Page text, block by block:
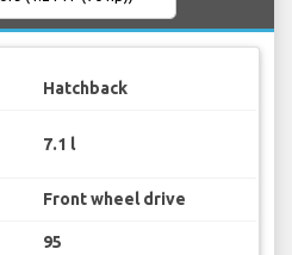
Hatchback
7.1 l
Front wheel drive
95